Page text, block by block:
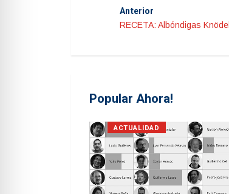
Anterior
RECETA: Albóndigas Knödel
Popular Ahora!
ACTUALIDAD